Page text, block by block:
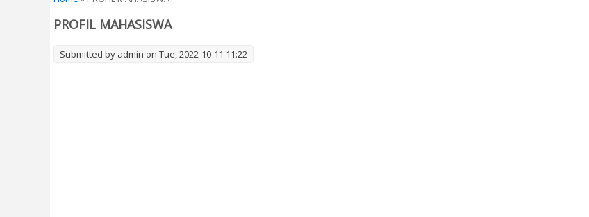
PROFIL MAHASISWA
Submitted by admin on Tue, 2022-10-11 11:22